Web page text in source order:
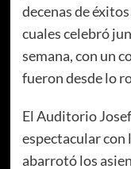
decenas de
cuales celebró
semana, con un
fueron desde lo
El Auditorio
espectacular con
abarrotó los